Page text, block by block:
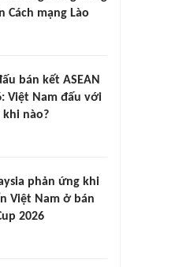
Cách mạng Lào
bán kết ASEAN
Việt Nam đấu với
khi nào?
phản ứng khi
Việt Nam ở bán
2026